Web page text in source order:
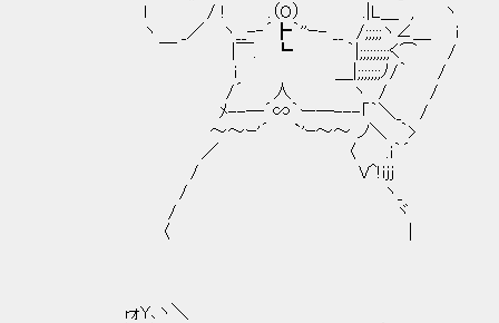
l / ! .（O） .|L＿ , ヽ
ヽ _／ ヽ__-‐´┣｀''ｰ- __ /;;;;;ヽ∠＿ i
￣ |￣. ┗ ｀|;;;;;;;;;く⌒ /
i ＿|;;;;;;;ﾉ/｀ /
/´ 人 ヽ / /
ﾒ--─´∽｀ー─---「｀＼_ /
～～ｰ'´ `'ｰ～～ ノ＼ ｀>
／ 〈 .i｀´
/ V^!ijj
/ ヽ_
/ ヾ
〈 |
rｫY､ヽ＼